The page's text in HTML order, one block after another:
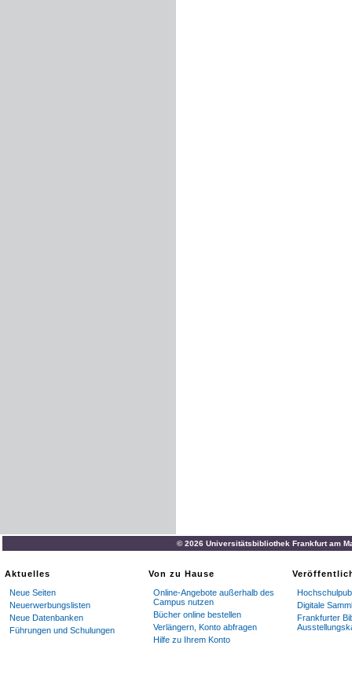
© 2026 Universitätsbibliothek Frankfurt am
Aktuelles
Neue Seiten
Neuerwerbungslisten
Neue Datenbanken
Führungen und Schulungen
Von zu Hause
Online-Angebote außerhalb des
Campus nutzen
Bücher online bestellen
Verlängern, Konto abfragen
Hilfe zu Ihrem Konto
Digitale
Frankfurter